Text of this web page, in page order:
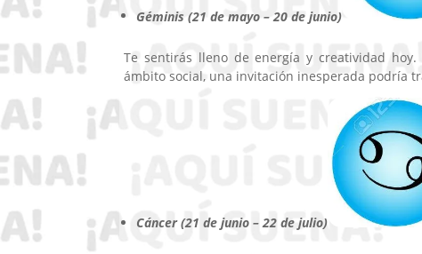
Géminis (21 de mayo – 20 de junio)
Te sentirás lleno de energía y creatividad
ámbito social, una invitación inesperada podría
Cáncer (21 de junio – 22 de julio)